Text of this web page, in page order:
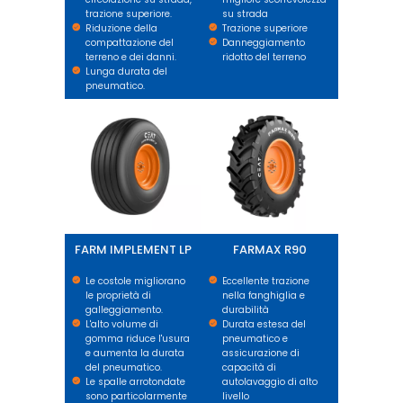
trazione superiore.
Riduzione della
compattazione del
terreno e dei danni.
Lunga durata del
pneumatico.
su strada
Trazione superiore
Danneggiamento
ridotto del terreno
FARM IMPLEMENT LP
Le costole migliorano
le proprietà di
galleggiamento.
L'alto volume di
gomma riduce l'usura
e aumenta la durata
del pneumatico.
Le spalle arrotondate
sono particolarmente
FARMAX R90
Eccellente trazione
nella fanghiglia e
durabilità
Durata estesa del
pneumatico e
assicurazione di
capacità di
autolavaggio di alto
livello